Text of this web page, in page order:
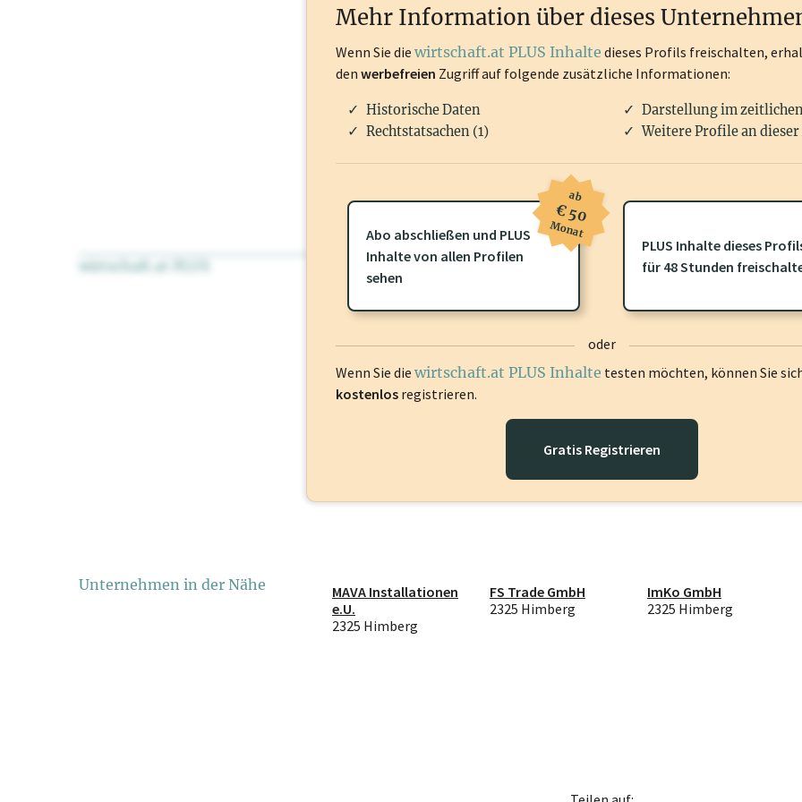
wirtschaft.at PLUS Für dieses Profil gibt es zusätzliche wirtschaft.at PLUS Inhaltedie Sie
frei oder loggen Sie sich ein um diese Inhalte zu sehen.
Mehr Information über dieses
Wenn Sie die wirtschaft.at PLUS Inhalte dieses Profils freischalten,
den werbefreien Zugriff auf folgende zusätzliche Informationen:
Historische Daten
Darstellung im
Rechtstatsachen (1)
Weitere Profile an dieser
Abo abschließen und PLUS
Inhalte von allen Profilen
sehen
ab
€ 50
Monat
PLUS Inhalte dieses
für 48 Stunden
oder
Wenn Sie die wirtschaft.at PLUS Inhalte testen möchten, können Sie
kostenlos registrieren.
Gratis Registrieren
Unternehmen in der Nähe
MAVA Installationen
e.U.
2325 Himberg
FS Trade GmbH
2325 Himberg
ImKo GmbH
2325 Himberg